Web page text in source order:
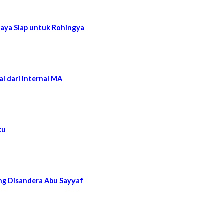
Siap untuk Rohingya
dari Internal MA
Disandera Abu Sayyaf